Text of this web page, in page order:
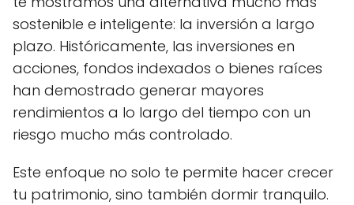
sostenible e inteligente: la inversión a largo
plazo. Históricamente, las inversiones en
acciones, fondos indexados o bienes raíces
han demostrado generar mayores
rendimientos a lo largo del tiempo con un
riesgo mucho más controlado.
Este enfoque no solo te permite hacer crecer
tu patrimonio, sino también dormir tranquilo.